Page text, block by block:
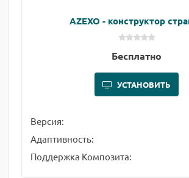
AZEXO - конструктор
Бесплатно
УСТАНОВИТЬ
Версия:
Адаптивность:
Поддержка Композита: